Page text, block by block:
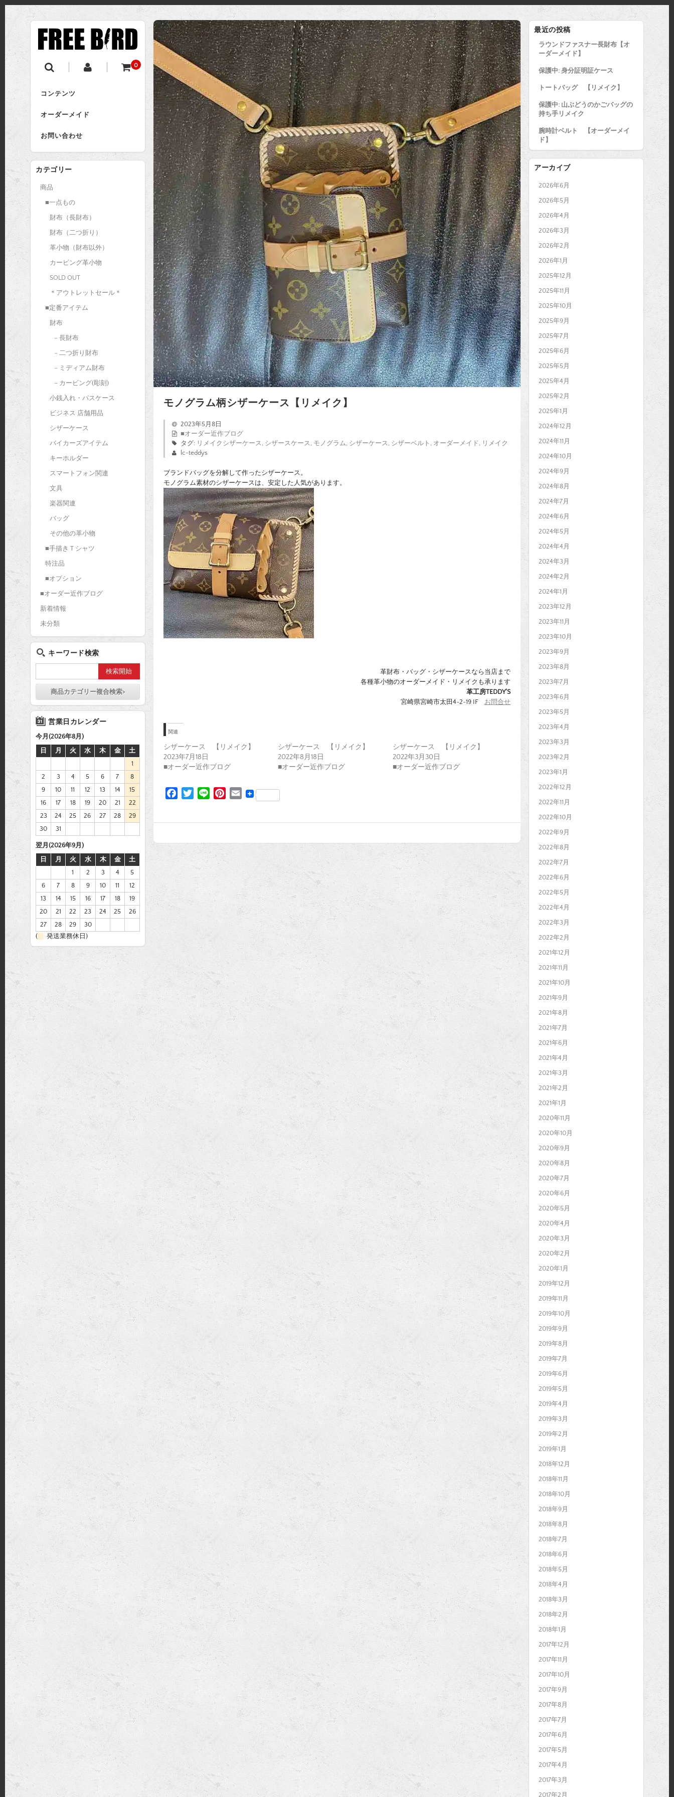
0
コンテンツ
オーダーメイド
お問い合わせ
モノグラム柄シザーケース【リメイク】
2023年5月8日
■オーダー近作ブログ
タグ: リメイクシザーケース , シザースケース , モノグラム, シザーケース , シザーベルト , オーダーメイド , リメイク
lc-teddys
ブランドバッグを分解して作ったシザーケース。
モノグラム素材のシザーケースは、安定した人気があります。
革財布・バッグ・シザーケースなら当店まで
各種革小物のオーダーメイド・リメイクも承ります
革工房TEDDY’S
宮崎県宮崎市太田4-2-19 IF お問合せ
関連
シザーケース 【リメイク】
2023年7月18日
■オーダー近作ブログ
シザーケース 【リメイク】
2022年8月18日
■オーダー近作ブログ
シザーケース 【リメイク】
2022年3月30日
■オーダー近作ブログ
b
t
r
e
r
l
最近の投稿
ラウンドファスナー長財布【オ
ーダーメイド】
保護中: 身分証明証ケース
トートバッグ 【リメイク】
保護中: 山ぶどうのかごバッグの
持ち手リメイク
腕時計ベルト 【オーダーメイ
ド】
アーカイブ
2026年6月
2026年5月
2026年4月
2026年3月
2026年2月
2026年1月
2025年12月
2025年11月
2025年10月
2025年9月
2025年7月
2025年6月
2025年5月
2025年4月
2025年2月
2025年1月
2024年12月
2024年11月
2024年10月
2024年9月
2024年8月
2024年7月
2024年6月
2024年5月
2024年4月
2024年3月
2024年2月
2024年1月
2023年12月
2023年11月
2023年10月
2023年9月
2023年8月
2023年7月
2023年6月
2023年5月
2023年4月
2023年3月
2023年2月
2023年1月
2022年12月
2022年11月
2022年10月
2022年9月
2022年8月
2022年7月
2022年6月
2022年5月
2022年4月
2022年3月
2022年2月
2021年12月
2021年11月
2021年10月
2021年9月
2021年8月
2021年7月
2021年6月
2021年4月
2021年3月
2021年2月
2021年1月
2020年11月
2020年10月
2020年9月
2020年8月
2020年7月
2020年6月
2020年5月
2020年4月
2020年3月
2020年2月
2020年1月
2019年12月
2019年11月
2019年10月
2019年9月
2019年8月
2019年7月
2019年6月
2019年5月
2019年4月
2019年3月
2019年2月
2019年1月
2018年12月
2018年11月
2018年10月
2018年9月
2018年8月
2018年7月
2018年6月
2018年5月
2018年4月
2018年3月
2018年2月
2018年1月
2017年12月
2017年11月
2017年10月
2017年9月
2017年8月
2017年7月
2017年6月
2017年5月
2017年4月
2017年3月
2017年2月
カテゴリー
商品
■一点もの
財布（長財布）
財布（二つ折り）
革小物（財布以外）
カービング革小物
SOLD OUT
＊アウトレットセール＊
■定番アイテム
財布
– 長財布
– 二つ折り財布
– ミディアム財布
– カービング(彫刻)
小銭入れ・パスケース
ビジネス 店舗用品
シザーケース
バイカーズアイテム
キーホルダー
スマートフォン関連
文具
楽器関連
バッグ
その他の革小物
■手描きＴシャツ
特注品
■オプション
■オーダー近作ブログ
新着情報
未分類
キーワード検索
商品カテゴリー複合検索>
営業日カレンダー
今月(2026年8月)
日
月 火 水 木 金
土
1
2
3 4 5 6 7
8
9
10 11 12 13 14
15
16
17 18 19 20 21
22
23
24 25 26 27 28
29
30
31
翌月(2026年9月)
日
月 火 水 木 金
土
1
2 3 4
5
6
7 8 9 10 11
12
13
14 15 16 17 18
19
20
21 22 23 24 25
26
27
28 29
30
(
発送業務休日)